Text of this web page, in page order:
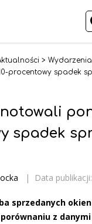
> Wydarzenia
procentowy spadek
spadek
| Data publikacji:
sprzedanych okien
z